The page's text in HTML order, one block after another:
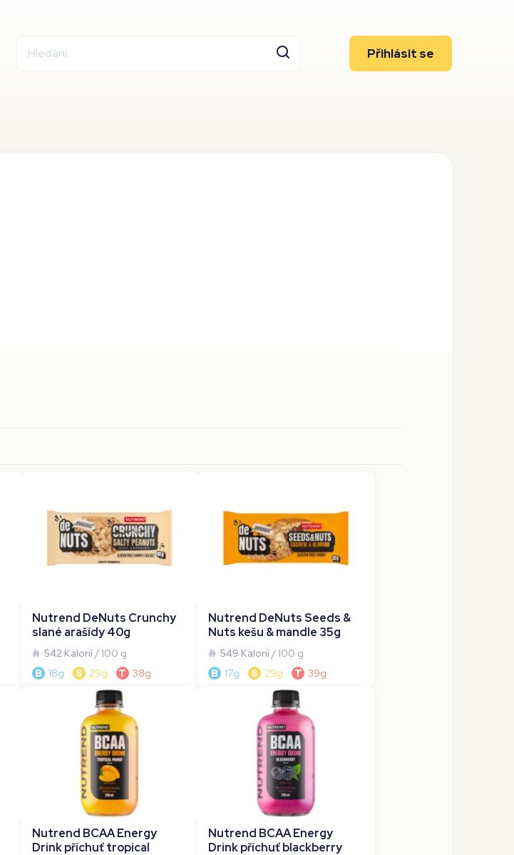
Přihlásit se
Nutrend DeNuts Crunchy
slané arašídy 40g
542 Kalorií/ 100 g
B 18g S 29g T 38g
Nutrend DeNuts Seeds &
Nuts kešu & mandle 35g
549 Kalorií/ 100 g
B 17g S 29g T 39g
Nutrend BCAA Energy
Drink příchuť tropical
Nutrend BCAA Energy
Drink příchuť blackberry